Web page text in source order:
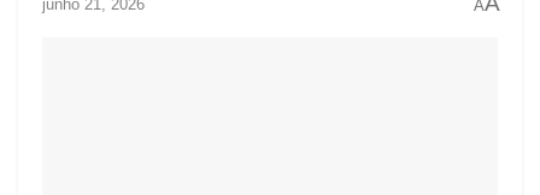
junho 21, 2026 A